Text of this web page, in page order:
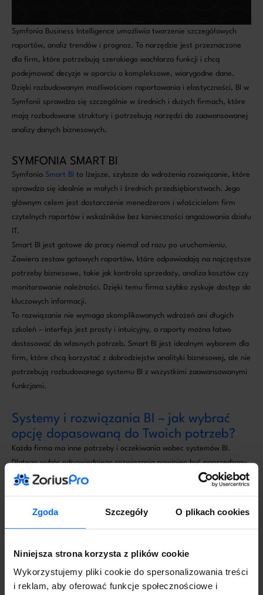
Zgoda Szczegóły O plikach cookies
Niniejsza strona korzysta z plików cookie
Wykorzystujemy pliki cookie do spersonalizowania treści
i reklam, aby oferować funkcje społecznościowe i
Symfonia Business Intelligence umożliwia tworzenie szczegółowych
raportów, analiz trendów i prognoz. To narzędzie jest przeznaczone
dla firm, które potrzebują szerokiego wachlarza funkcji i chcą
podejmować decyzje w oparciu o kompleksowe, wiarygodne dane.
Dzięki rozbudowanym możliwościom raportowania i elastyczności, BI w
Symfonii sprawdza się szczególnie w średnich i dużych firmach, które
mają rozbudowane struktury i potrzebują narzędzi do zaawansowanej
analizy danych biznesowych.
SYMFONIA SMART BI
Symfonia Smart BI to lżejsze, szybsze do wdrożenia rozwiązanie, które
sprawdza się idealnie w małych i średnich przedsiębiorstwach. Jego
głównym celem jest dostarczenie menedżerom i właścicielom firm
czytelnych raportów i wskaźników bez konieczności angażowania działu
IT.
Smart BI jest gotowe do pracy niemal od razu po uruchomieniu.
Zawiera zestaw gotowych raportów, które odpowiadają na najczęstsze
potrzeby biznesowe, takie jak kontrola sprzedaży, analiza kosztów czy
monitorowanie należności. Dzięki temu firma szybko zyskuje dostęp do
kluczowych informacji.
To rozwiązanie nie wymaga skomplikowanych wdrożeń ani długich
szkoleń – interfejs jest prosty i intuicyjny, a raporty można łatwo
dostosować do własnych potrzeb. Smart BI jest idealnym wyborem dla
firm, które chcą korzystać z dobrodziejstw analityki biznesowej, ale nie
potrzebują rozbudowanego systemu BI z wszystkimi zaawansowanymi
funkcjami.
Systemy i rozwiązania BI – jak wybrać
opcję dopasowaną do Twoich potrzeb?
Każda firma ma inne potrzeby i oczekiwania wobec systemów BI.
Dlatego wybór odpowiedniego rozwiązania powinien być poprzedzony
analizą.
także marketing, logistykę i obsługę klienta?
inwestycję w licencję i wdrożenie, czy szuka raczej rozwiązania w
modelu abonamentowym?